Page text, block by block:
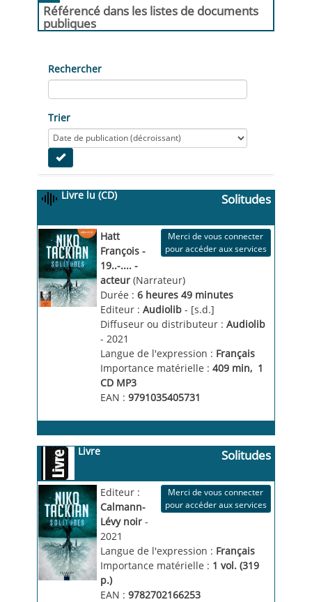
Référencé dans les listes de documents
publiques
Rechercher
Trier
Livre lu (CD) Solitudes
Merci de vous connecter
pour accéder aux services
Hatt
François -
19..-.... -
acteur(Narrateur)
Durée : 6 heures 49 minutes
Editeur : Audiolib- [s.d.]
Diffuseur ou distributeur : Audiolib
- 2021
Langue de l'expression : Français
Importance matérielle : 409 min, 1
CD MP3
EAN : 9791035405731
Livre Solitudes
roman
Merci de vous connecter
pour accéder aux services
Editeur :
Calmann-
Lévy noir-
2021
Langue de l'expression : Français
Importance matérielle : 1 vol. (319
p.)
EAN : 9782702166253